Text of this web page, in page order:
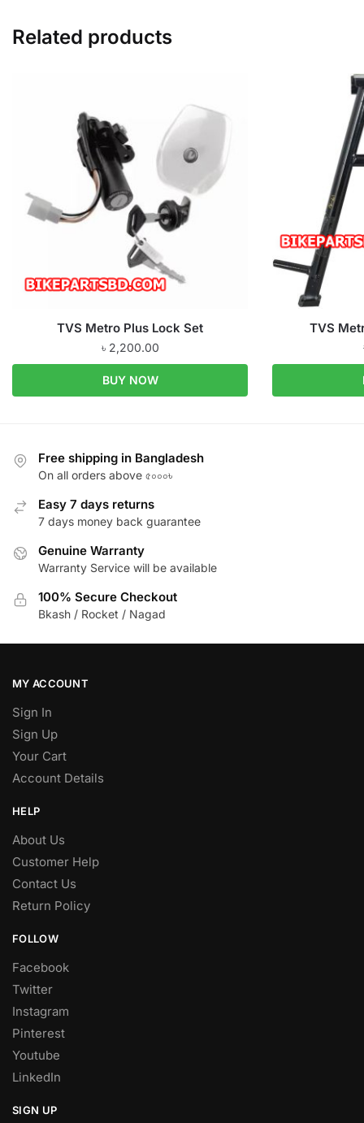
Related products
TVS Metro Plus Lock Set
৳ 2,200.00
BUY NOW
TVS
Free shipping in Bangladesh
On all orders above ৫০০০৳
Easy 7 days returns
7 days money back guarantee
Genuine Warranty
Warranty Service will be available
100% Secure Checkout
Bkash / Rocket / Nagad
MY ACCOUNT
Sign In
Sign Up
Your Cart
Account Details
HELP
About Us
Customer Help
Contact Us
Return Policy
FOLLOW
Facebook
Twitter
Instagram
Pinterest
Youtube
LinkedIn
SIGN UP